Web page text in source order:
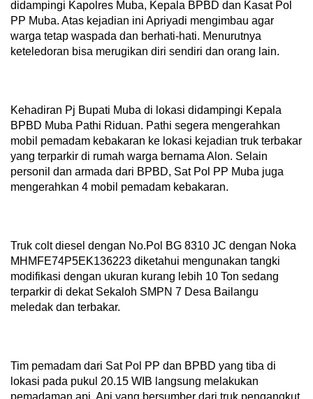
didampingi Kapolres Muba, Kepala BPBD dan Kasat Pol
PP Muba. Atas kejadian ini Apriyadi mengimbau agar
warga tetap waspada dan berhati-hati. Menurutnya
keteledoran bisa merugikan diri sendiri dan orang lain.
Kehadiran Pj Bupati Muba di lokasi didampingi Kepala
BPBD Muba Pathi Riduan. Pathi segera mengerahkan
mobil pemadam kebakaran ke lokasi kejadian truk terbakar
yang terparkir di rumah warga bernama Alon. Selain
personil dan armada dari BPBD, Sat Pol PP Muba juga
mengerahkan 4 mobil pemadam kebakaran.
Truk colt diesel dengan No.Pol BG 8310 JC dengan Noka
MHMFE74P5EK136223 diketahui mengunakan tangki
modifikasi dengan ukuran kurang lebih 10 Ton sedang
terparkir di dekat Sekaloh SMPN 7 Desa Bailangu
meledak dan terbakar.
Tim pemadam dari Sat Pol PP dan BPBD yang tiba di
lokasi pada pukul 20.15 WIB langsung melakukan
pemadaman api. Api yang bersumber dari truk pengangkut